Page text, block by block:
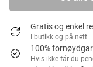
Gratis og enkel
I butikk og på nett
100%
Hvis ikke får du